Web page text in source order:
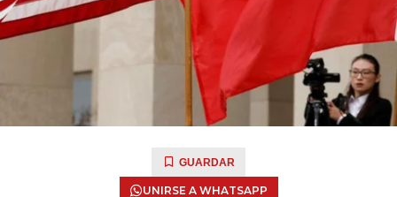
GUARDAR
UNIRSE A WHATSAPP